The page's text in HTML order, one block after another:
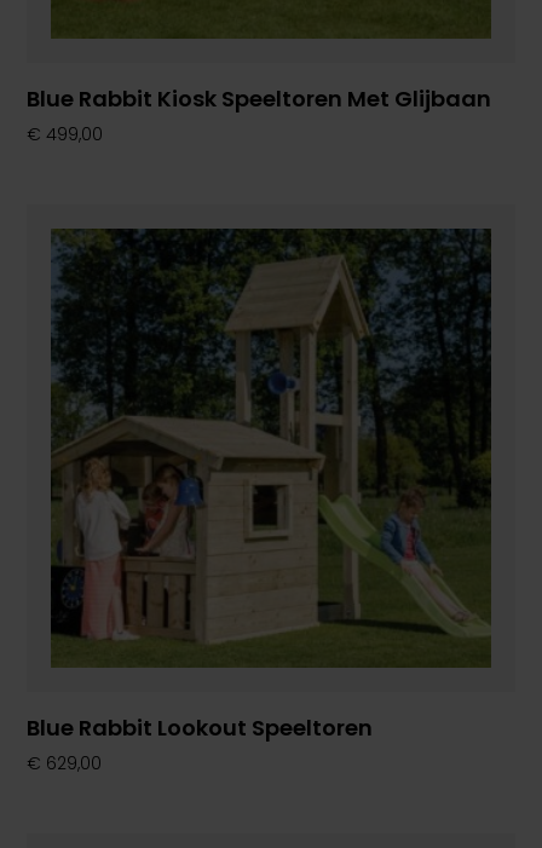
Blue Rabbit Kiosk Speeltoren Met Glijbaan
€ 499,00
Blue Rabbit Lookout Speeltoren
€ 629,00